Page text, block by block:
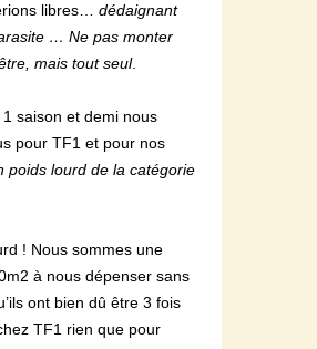
libres… dédaignant
… Ne pas monter
mais tout seul.
1 saison et demi nous
pour TF1 et pour nos
poids lourd de la catégorie
! Nous sommes une
à nous dépenser sans
ont bien dû être 3 fois
TF1 rien que pour